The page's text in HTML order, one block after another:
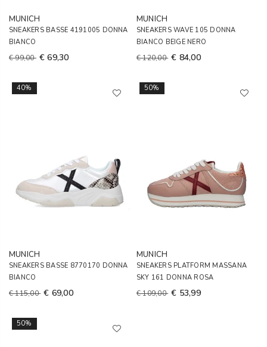
MUNICH
SNEAKERS BASSE 4191005 DONNA
BIANCO
€ 99,00 € 69,30
MUNICH
SNEAKERS WAVE 105 DONNA
BIANCO BEIGE NERO
€ 120,00 € 84,00
40%
MUNICH
SNEAKERS BASSE 8770170 DONNA
BIANCO
€ 115,00 € 69,00
50%
MUNICH
SNEAKERS PLATFORM MASSANA
SKY 161 DONNA ROSA
€ 109,00 € 53,99
50%